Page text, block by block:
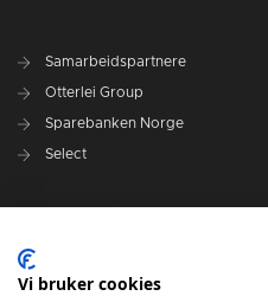
Samarbeidspartnere
Otterlei Group
Sparebanken Norge
Select
Spillerstall
Vi bruker cookies